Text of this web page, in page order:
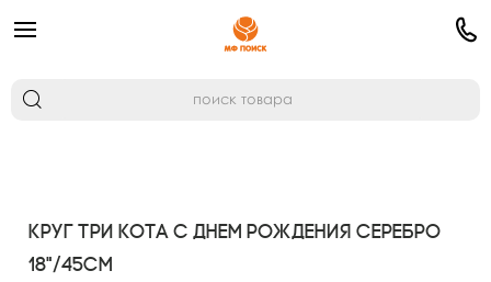
Круг Три Кота С Днем рождения серебро
18"/45см